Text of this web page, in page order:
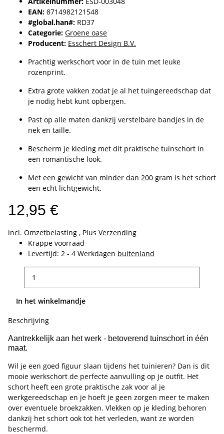
EAN: 8714982121548
#global.han#: RD37
Categorie: Groene oase
Producent: Esschert Design B.V.
Prachtig werkschort voor in de tuin met leuke
rozenprint.
Extra grote vakken zodat je al het tuingereedschap dat
je nodig hebt kunt opbergen.
Past op alle maten dankzij verstelbare bandjes in de
nek en taille.
Bescherm je kleding met dit praktische tuinschort in
een romantische look.
Met een gewicht van minder dan 200 gram is het schort
een echt lichtgewicht.
12,95 €
incl. Omzetbelasting , Plus Verzending
Krappe voorraad
Levertijd: 2 - 4 Werkdagen buitenland
In het winkelmandje
Beschrijving
Aantrekkelijk aan het werk - betoverend tuinschort in één
maat.
Wil je een goed figuur slaan tijdens het tuinieren? Dan is dit
mooie werkschort de perfecte aanvulling op je outfit. Het
schort heeft een grote praktische zak voor al je
werkgereedschap en je hoeft je geen zorgen meer te maken
over eventuele broekzakken. Vlekken op je kleding behoren
dankzij het schort ook tot het verleden, want ze worden
beschermd.